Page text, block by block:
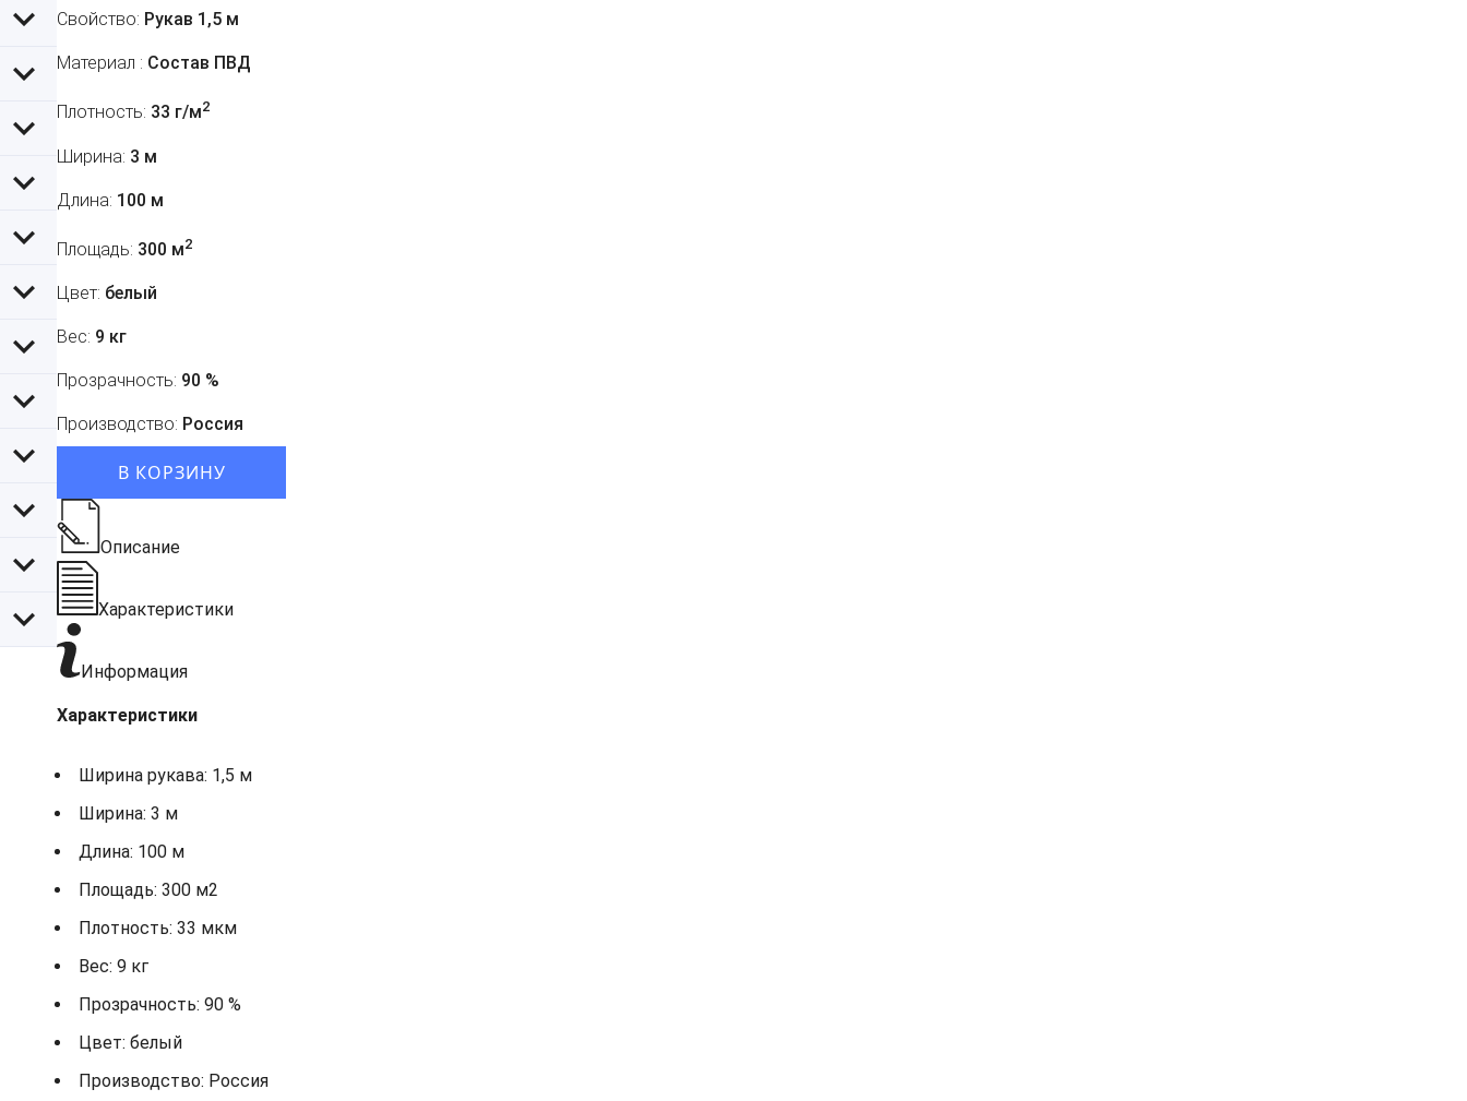
Свойство: Рукав 1,5 м
Материал : Состав ПВД
Плотность: 33 г/м2
Ширина: 3 м
Длина: 100 м
Площадь: 300 м2
Цвет: белый
Вес: 9 кг
Прозрачность: 90 %
Производство: Россия
В КОРЗИНУ
Описание
Характеристики
Информация
Характеристики
Ширина рукава: 1,5 м
Ширина: 3 м
Длина: 100 м
Площадь: 300 м2
Плотность: 33 мкм
Вес: 9 кг
Прозрачность: 90 %
Цвет: белый
Производство: Россия